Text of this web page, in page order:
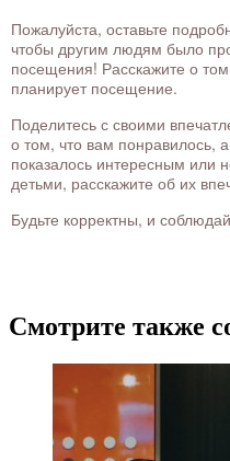
Пожалуйста, оставьте
чтобы другим людям было
посещения! Расскажите о
планирует посещение.
Поделитесь с своими
о том, что вам понравилось,
показалось интересным или
детьми, расскажите об их
Будьте корректны, и
Смотрите также